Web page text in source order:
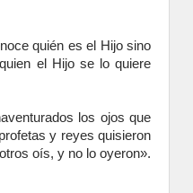
quién es el Hijo sino
el Hijo se lo quiere
los ojos que
y reyes quisieron
oís, y no lo oyeron».